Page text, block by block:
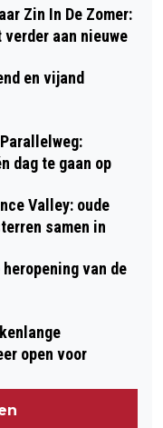
Zin In De Zomer:
aan nieuwe
en vijand
dag te gaan op
Valley: oude
samen in
van de
open voor